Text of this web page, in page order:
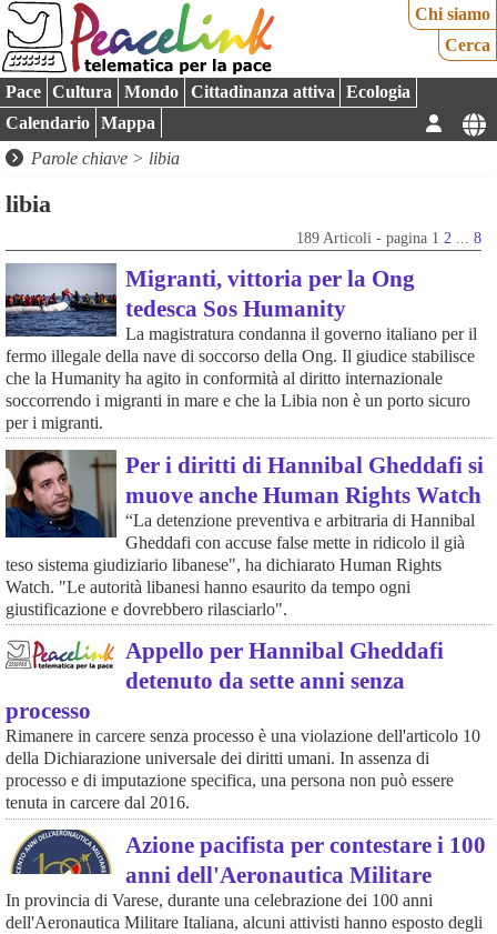
Chi siamo
Cerca
Pace Cultura Mondo Cittadinanza attiva
Ecologia
Calendario
Mappa
Parole chiave > libia
libia
189 Articoli - pagina 1 2 ...8
Migranti, vittoria per la Ong
tedesca Sos Humanity
La magistratura condanna il governo italiano per il
fermo illegale della nave di soccorso della Ong. Il giudice stabilisce
che la Humanity ha agito in conformità al diritto internazionale
soccorrendo i migranti in mare e che la Libia non è un porto sicuro
per i migranti.
Per i diritti di Hannibal Gheddafi si
muove anche Human Rights Watch
“La detenzione preventiva e arbitraria di Hannibal
Gheddafi con accuse false mette in ridicolo il già
teso sistema giudiziario libanese", ha dichiarato Human Rights
Watch. "Le autorità libanesi hanno esaurito da tempo ogni
giustificazione e dovrebbero rilasciarlo".
Appello per Hannibal Gheddafi
detenuto da sette anni senza
processo
Rimanere in carcere senza processo è una violazione dell'articolo 10
della Dichiarazione universale dei diritti umani. In assenza di
processo e di imputazione specifica, una persona non può essere
tenuta in carcere dal 2016.
Azione pacifista per contestare i 100
anni dell'Aeronautica Militare
In provincia di Varese, durante una celebrazione dei 100 anni
dell'Aeronautica Militare Italiana, alcuni attivisti hanno esposto degli